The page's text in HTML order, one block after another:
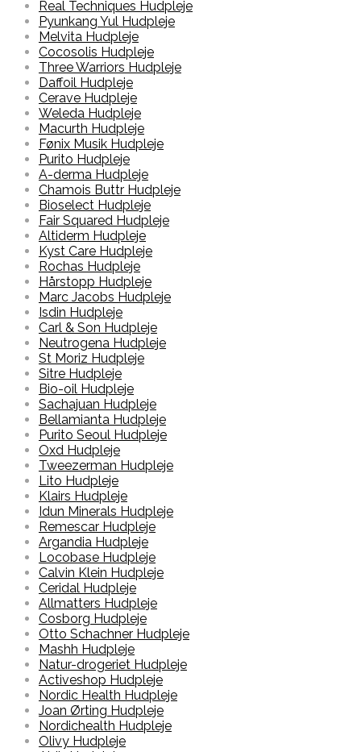
Real Techniques Hudpleje
Pyunkang Yul Hudpleje
Melvita Hudpleje
Cocosolis Hudpleje
Three Warriors Hudpleje
Daffoil Hudpleje
Cerave Hudpleje
Weleda Hudpleje
Macurth Hudpleje
Fønix Musik Hudpleje
Purito Hudpleje
A-derma Hudpleje
Chamois Buttr Hudpleje
Bioselect Hudpleje
Fair Squared Hudpleje
Altiderm Hudpleje
Kyst Care Hudpleje
Rochas Hudpleje
Hårstopp Hudpleje
Marc Jacobs Hudpleje
Isdin Hudpleje
Carl & Son Hudpleje
Neutrogena Hudpleje
St Moriz Hudpleje
Sitre Hudpleje
Bio-oil Hudpleje
Sachajuan Hudpleje
Bellamianta Hudpleje
Purito Seoul Hudpleje
Oxd Hudpleje
Tweezerman Hudpleje
Lito Hudpleje
Klairs Hudpleje
Idun Minerals Hudpleje
Remescar Hudpleje
Argandia Hudpleje
Locobase Hudpleje
Calvin Klein Hudpleje
Ceridal Hudpleje
Allmatters Hudpleje
Cosborg Hudpleje
Otto Schachner Hudpleje
Mashh Hudpleje
Natur-drogeriet Hudpleje
Activeshop Hudpleje
Nordic Health Hudpleje
Joan Ørting Hudpleje
Nordichealth Hudpleje
Olivy Hudpleje